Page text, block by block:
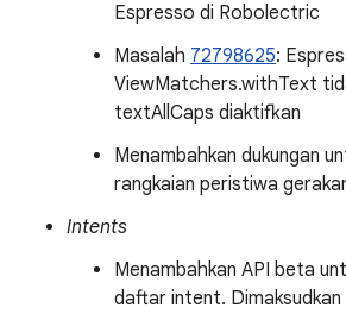
Espresso di Robolectric
Masalah 72798625:
ViewMatchers.withText
textAllCaps diaktifkan
Menambahkan dukungan
rangkaian peristiwa
Intents
Menambahkan API beta
daftar intent. Dimaksudkan